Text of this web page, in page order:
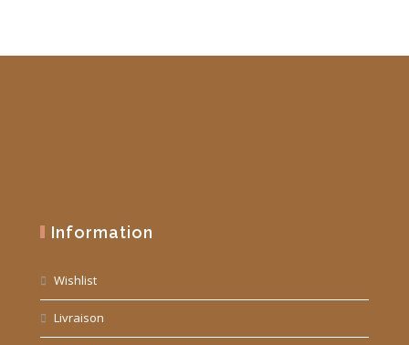
Information
Wishlist
Livraison